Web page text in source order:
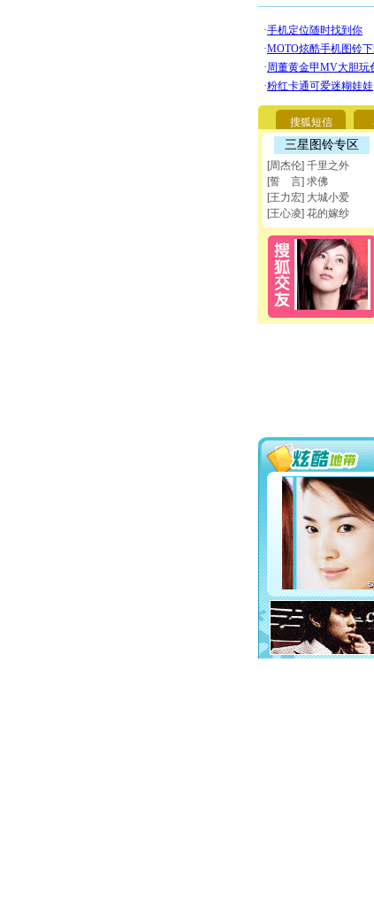
搜狐短信
三星图铃专区
[周杰伦] 千里之外
[誓 言] 求佛
[王力宏] 大城小爱
[王心凌] 花的嫁纱